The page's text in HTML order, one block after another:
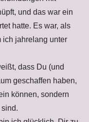
und das war ein
hatte. Es war, als
ich jahrelang unter
dass Du (und
geschaffen haben,
können, sondern